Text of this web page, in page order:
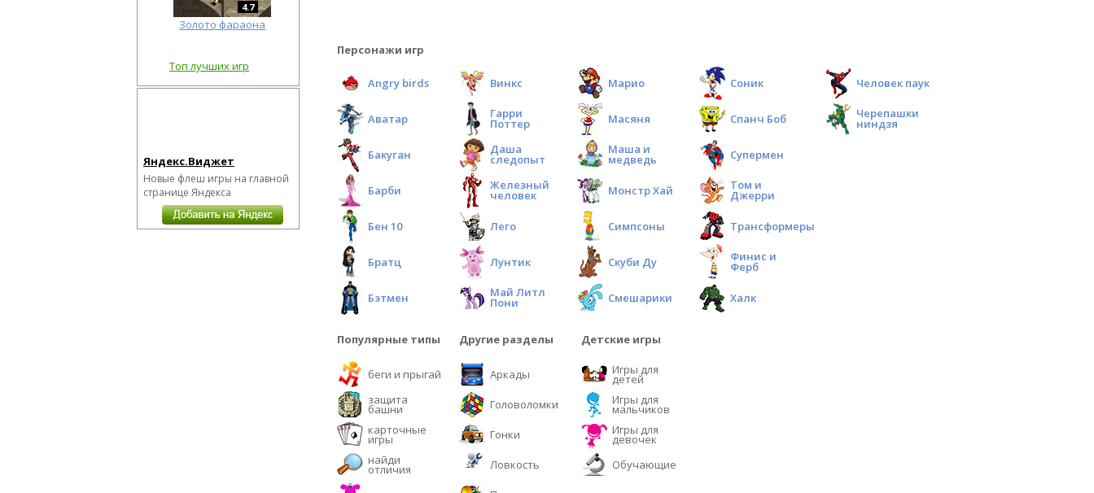
4.7
Золото фараона
Топ лучших игр
Яндекс.Виджет
Новые флеш игры на главной
странице Яндекса
Персонажи игр
Angry birds
Аватар
Бакуган
Барби
Бен 10
Братц
Бэтмен
Винкс
Гарри
Поттер
Даша
следопыт
Железный
человек
Лего
Лунтик
Май Литл
Пони
Марио
Масяня
Маша и
медведь
Монстр Хай
Симпсоны
Скуби Ду
Смешарики
Соник
Спанч Боб
Супермен
Том и
Джерри
Трансформеры
Финис и
Ферб
Халк
Человек паук
Черепашки
ниндзя
Популярные типы
беги и прыгай
защита
башни
карточные
игры
найди
отличия
Другие разделы
Аркады
Головоломки
Гонки
Ловкость
Детские игры
Игры для
детей
Игры для
мальчиков
Игры для
девочек
Обучающие